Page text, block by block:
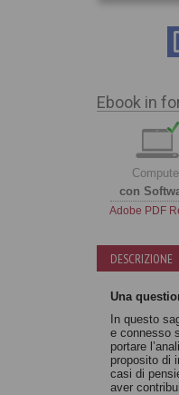
Ebook in
con
Adobe PDF
DESCRIZIONE
Una
In questo
e connesso
portare
proposito di
casi di
aver